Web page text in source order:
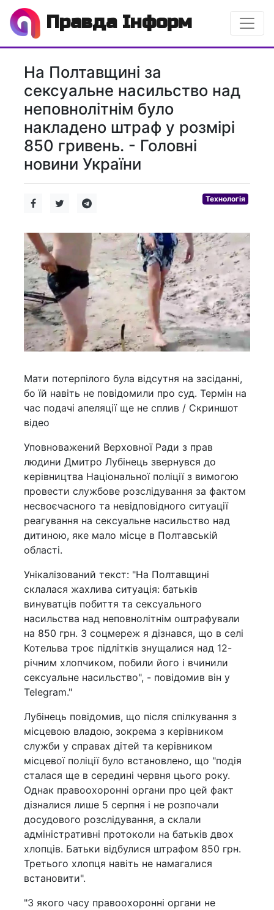
Правда Інформ
На Полтавщині за
сексуальне насильство над
неповнолітнім було
накладено штраф у розмірі
850 гривень. - Головні
новини України
Технологія
Мати потерпілого була відсутня на засіданні,
бо їй навіть не повідомили про суд. Термін на
час подачі апеляції ще не сплив / Скриншот
відео
Уповноважений Верховної Ради з прав
людини Дмитро Лубінець звернувся до
керівництва Національної поліції з вимогою
провести службове розслідування за фактом
несвоєчасного та невідповідного ситуації
реагування на сексуальне насильство над
дитиною, яке мало місце в Полтавській
області.
Унікалізований текст: "На Полтавщині
склалася жахлива ситуація: батьків
винуватців побиття та сексуального
насильства над неповнолітнім оштрафували
на 850 грн. З соцмереж я дізнався, що в селі
Котельва троє підлітків знущалися над 12-
річним хлопчиком, побили його і вчинили
сексуальне насильство", - повідомив він у
Telegram."
Лубінець повідомив, що після спілкування з
місцевою владою, зокрема з керівником
служби у справах дітей та керівником
місцевої поліції було встановлено, що "подія
сталася ще в середині червня цього року.
Однак правоохоронні органи про цей факт
дізналися лише 5 серпня і не розпочали
досудового розслідування, а склали
адміністративні протоколи на батьків двох
хлопців. Батьки відбулися штрафом 850 грн.
Третього хлопця навіть не намагалися
встановити".
"З якого часу правоохоронні органи не